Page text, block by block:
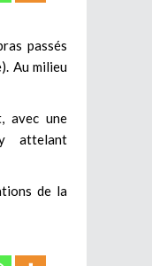
passés
Au milieu
avec une
attelant
de la